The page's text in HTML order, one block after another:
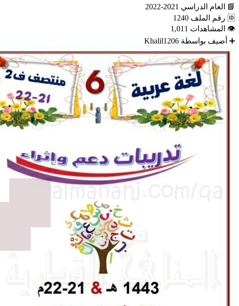
📘 العام الدراسي 2021-2022
🆔 رقم الملف 1240
👁 المشاهدات 1,011
➕ أضيف بواسطة Khalil1206